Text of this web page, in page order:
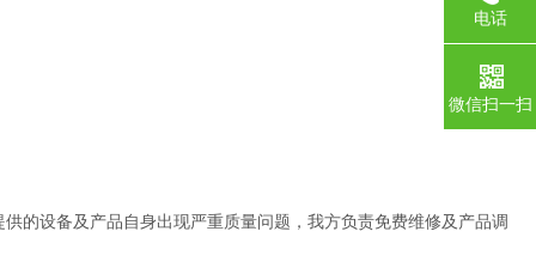
的设备及产品自身出现严重质量问题，我方负责免费维修及产品调
电话
微信扫一扫